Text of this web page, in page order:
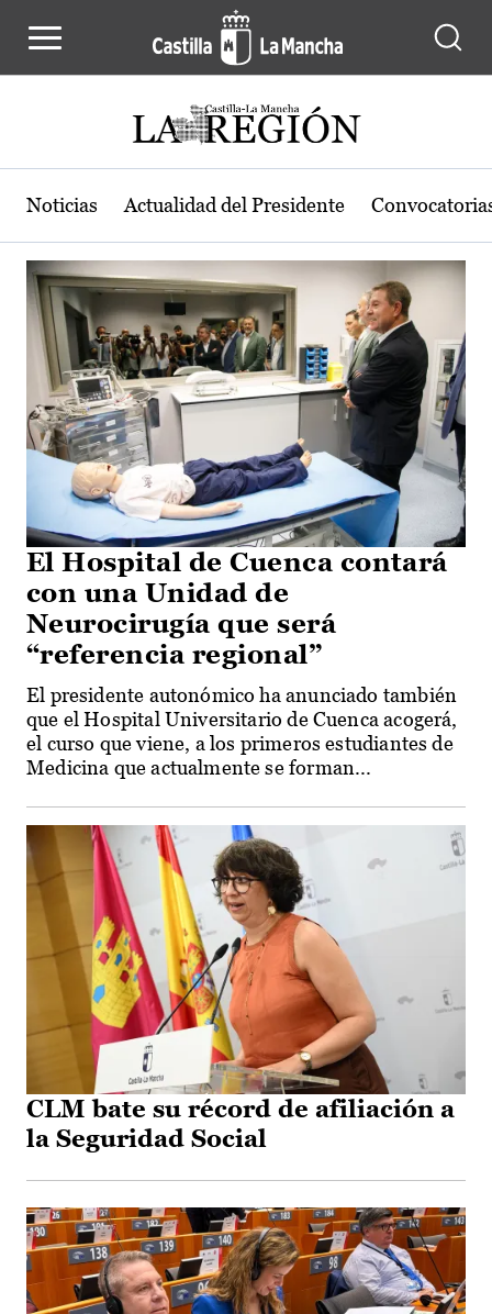
Actualidad de la región de Castilla-
Noticias Actualidad del Presidente
El Hospital de Cuenca contará
con una Unidad de
Neurocirugía que será
“referencia regional”
El presidente autonómico ha anunciado también
que el Hospital Universitario de Cuenca acogerá,
el curso que viene, a los primeros estudiantes de
Medicina que actualmente se forman...
CLM bate su récord de afiliación a
la Seguridad Social